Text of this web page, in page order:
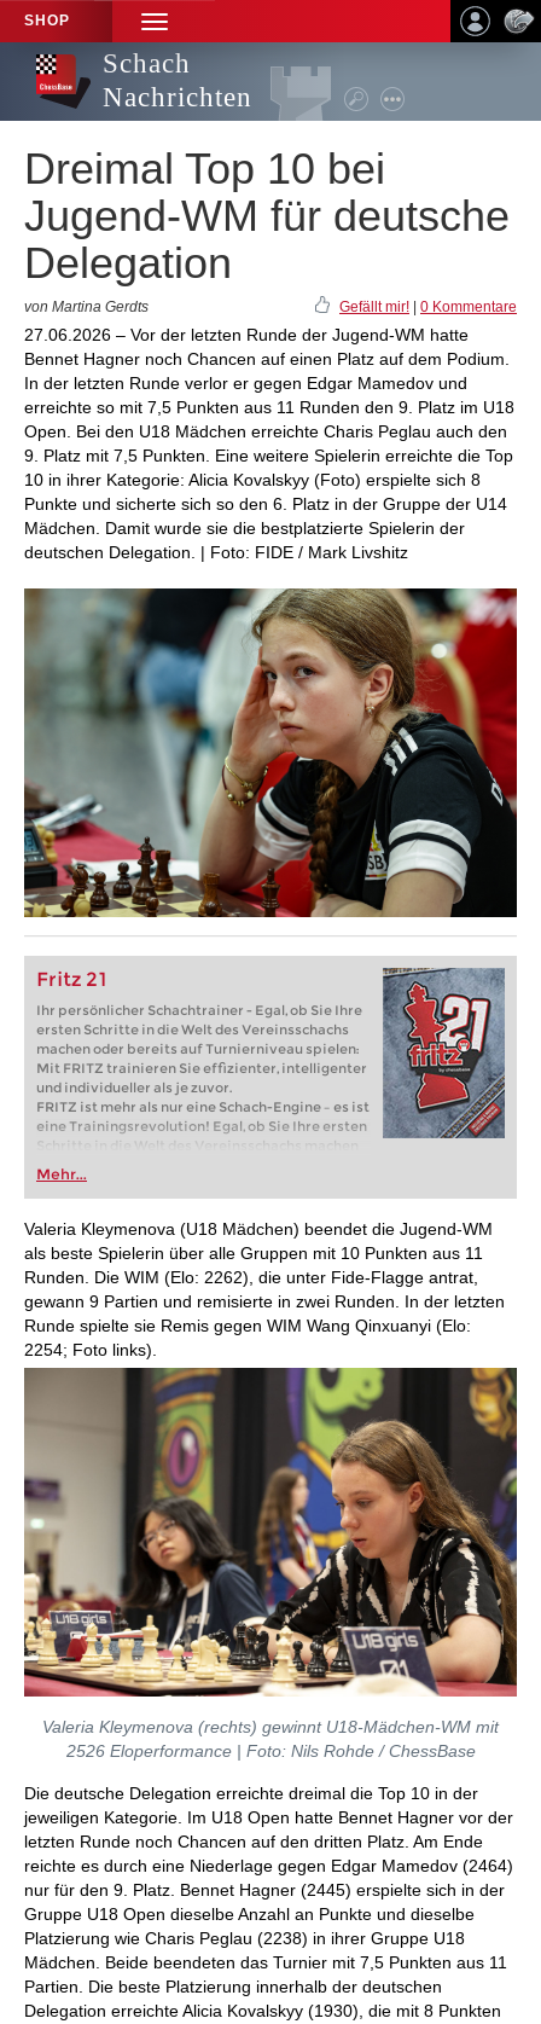
SHOP
TOGGLE
NAVIGATION
Schach
Nachrichten
Dreimal Top 10 bei
Jugend-WM für deutsche
Delegation
von Martina Gerdts Gefällt mir! 0 Kommentare
27.06.2026 – Vor der letzten Runde der Jugend-WM hatte
Bennet Hagner noch Chancen auf einen Platz auf dem Podium.
In der letzten Runde verlor er gegen Edgar Mamedov und
erreichte so mit 7,5 Punkten aus 11 Runden den 9. Platz im U18
Open. Bei den U18 Mädchen erreichte Charis Peglau auch den
9. Platz mit 7,5 Punkten. Eine weitere Spielerin erreichte die Top
10 in ihrer Kategorie: Alicia Kovalskyy (Foto) erspielte sich 8
Punkte und sicherte sich so den 6. Platz in der Gruppe der U14
Mädchen. Damit wurde sie die bestplatzierte Spielerin der
deutschen Delegation. | Foto: FIDE / Mark Livshitz
Fritz 21
Ihr persönlicher Schachtrainer - Egal, ob Sie Ihre
ersten Schritte in die Welt des Vereinsschachs
machen oder bereits auf Turnierniveau spielen:
Mit FRITZ trainieren Sie effizienter, intelligenter
und individueller als je zuvor.
FRITZ ist mehr als nur eine Schach-Engine – es ist
eine Trainingsrevolution! Egal, ob Sie Ihre ersten
Schritte in die Welt des Vereinsschachs machen
oder bereits auf Turnierniveau spielen: Mit
FRITZ trainieren Sie effizienter, intelligenter und
individueller als je zuvor.
Mehr...
Valeria Kleymenova (U18 Mädchen) beendet die Jugend-WM
als beste Spielerin über alle Gruppen mit 10 Punkten aus 11
Runden. Die WIM (Elo: 2262), die unter Fide-Flagge antrat,
gewann 9 Partien und remisierte in zwei Runden. In der letzten
Runde spielte sie Remis gegen WIM Wang Qinxuanyi (Elo:
2254; Foto links).
Valeria Kleymenova (rechts) gewinnt U18-Mädchen-WM mit
2526 Eloperformance | Foto: Nils Rohde / ChessBase
Die deutsche Delegation erreichte dreimal die Top 10 in der
jeweiligen Kategorie. Im U18 Open hatte Bennet Hagner vor der
letzten Runde noch Chancen auf den dritten Platz. Am Ende
reichte es durch eine Niederlage gegen Edgar Mamedov (2464)
nur für den 9. Platz. Bennet Hagner (2445) erspielte sich in der
Gruppe U18 Open dieselbe Anzahl an Punkte und dieselbe
Platzierung wie Charis Peglau (2238) in ihrer Gruppe U18
Mädchen. Beide beendeten das Turnier mit 7,5 Punkten aus 11
Partien. Die beste Platzierung innerhalb der deutschen
Delegation erreichte Alicia Kovalskyy (1930), die mit 8 Punkten